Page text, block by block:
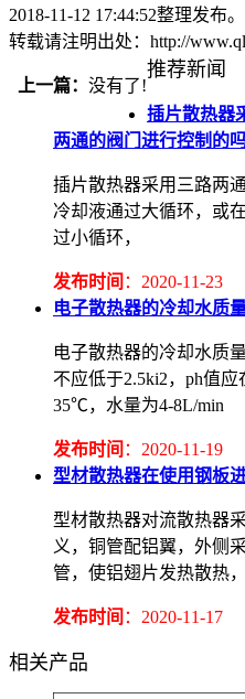
2018-11-12 17:44:52整理发布。
转载请注明出处：http://
上一篇： 没有了!
推荐新闻
插片散热器
两通的阀门进行控制的
插片散热器采用三路两
冷却液通过大循环，或
过小循环，
发布时间 ：2020-11-23
电子散热器的冷却水质
电子散热器的冷却水质
不应低于2.5ki2，ph值
35℃，水量为4-8L/min
发布时间 ：2020-11-19
型材散热器在使用钢板
型材散热器对流散热器
义，铜管配铝翼，外侧
管，使铝翅片发热散热
发布时间 ：2020-11-17
相关产品